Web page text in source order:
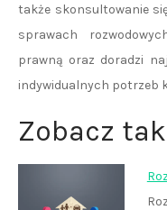
także skonsultowanie
sprawach
prawną oraz doradzi
indywidualnych potrzeb
Zobacz